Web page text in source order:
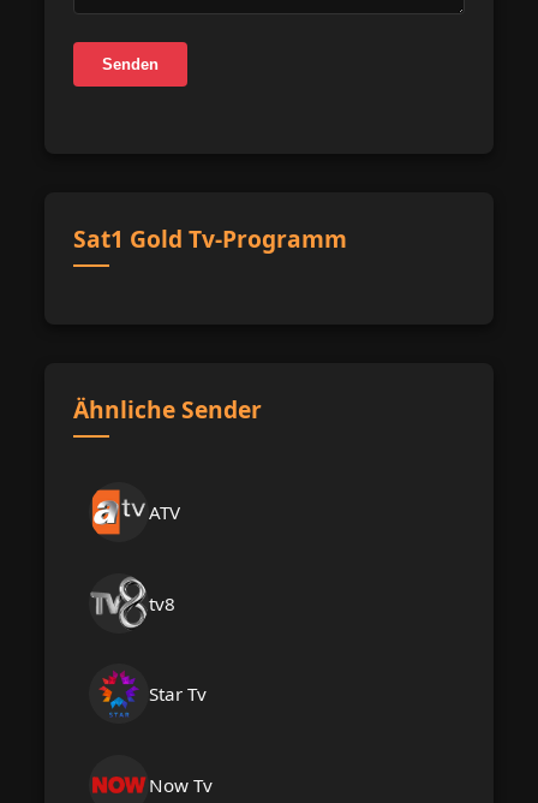
Senden
Sat1 Gold Tv-Programm
Ähnliche Sender
ATV
tv8
Star Tv
Now Tv